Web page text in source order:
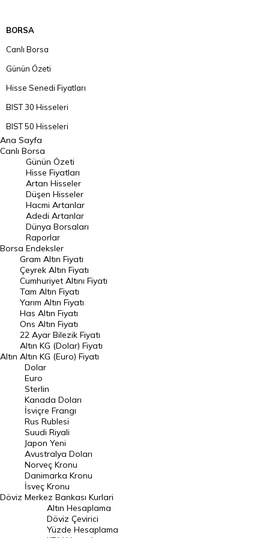
BORSA
Canlı Borsa
Günün Özeti
Hisse Senedi Fiyatları
BIST 30 Hisseleri
BIST 50 Hisseleri
BIST 100 Hisseleri
En Çok Artan Hisseler
En Çok Düşen Hisseler
Hacmi Artanlar
Geçmiş Kapanışlar
Dünya Borsaları
Raporlar
Endeksler
DÖVİZ
Döviz Kuru
Dolar Kuru
Euro Kuru
Pound Kuru
Frank Kuru
Riyal Kuru
Avustralya Doları
Danimarka Kronu Kuru
Kanada Doları Kuru
Norveç Kronu Kuru
İsveç Kronu Kuru
Ana Sayfa
Canlı Borsa
Borsa
Günün Özeti
Hisse Fiyatları
Artan Hisseler
Düşen Hisseler
Hacmi Artanlar
Adedi Artanlar
Dünya Borsaları
Raporlar
Endeksler
Altın
Gram Altın Fiyatı
Çeyrek Altın Fiyatı
Cumhuriyet Altını Fiyatı
Tam Altın Fiyatı
Yarım Altın Fiyatı
Has Altın Fiyatı
Ons Altın Fiyatı
22 Ayar Bilezik Fiyatı
Altın KG (Dolar) Fiyatı
Altın KG (Euro) Fiyatı
Döviz
Dolar
Euro
Sterlin
Kanada Doları
İsviçre Frangı
Rus Rublesi
Suudi Riyali
Japon Yeni
Avustralya Doları
Norveç Kronu
Danimarka Kronu
İsveç Kronu
Merkez Bankası Kurlari
Altın Hesaplama
Döviz Çevirici
Yüzde Hesaplama